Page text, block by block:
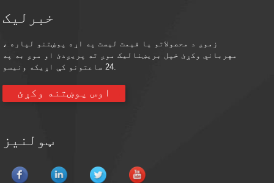
خبرلیک
زموږ د محصولاتو یا قیمت لیست په اړه پوښتنو لپاره ،
مهرباني وکړئ خپل بریښنالیک موږ ته پریږدئ او موږ به په
اوس پوښتنه وکړئ
ټولنیز